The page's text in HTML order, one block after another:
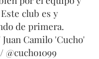
club es y
de primera.
Juan Camilo 'Cucho'
@cucho1099